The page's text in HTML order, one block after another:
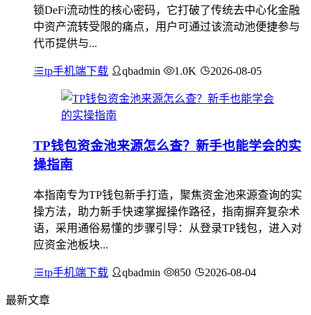
锁DeFi流动性的核心密码，它打破了传统去中心化金融
中资产流转受限的痛点，用户可通过该流动池便捷参与
代币提供与...
tp手机端下载 qbadmin 1.0K 2026-08-05
TP钱包资金池来源怎么查？新手也能学会的实
操指南
本指南专为TP钱包新手打造，聚焦资金池来源查询的实
操方法，助力新手快速掌握操作路径，指南摒弃复杂术
语，采用通俗易懂的步骤引导：从登录TP钱包，进入对
应资金池板块...
tp手机端下载 qbadmin 850 2026-08-04
最新文章